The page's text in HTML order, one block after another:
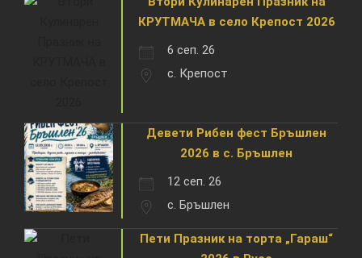
КРУТМАЧА в село Крепост 2026
6 сеп. 26
с. Крепост
Девети Рибен фест Бръшлен
2026 в с. Бръшлен
12 сеп. 26
с. Бръшлен
Пети Празник на торта „Гараш“